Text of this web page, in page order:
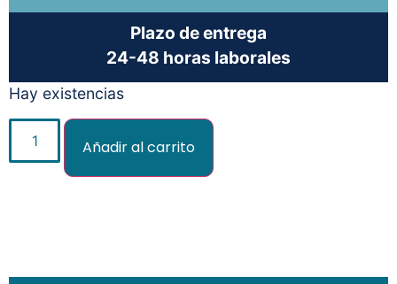
Plazo de entrega
24-48 horas laborales
Hay existencias
Añadir al carrito